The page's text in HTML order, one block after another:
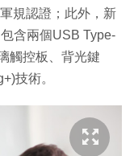
規認證；此外，新
含兩個USB Type-
觸控板、背光鍵
技術。